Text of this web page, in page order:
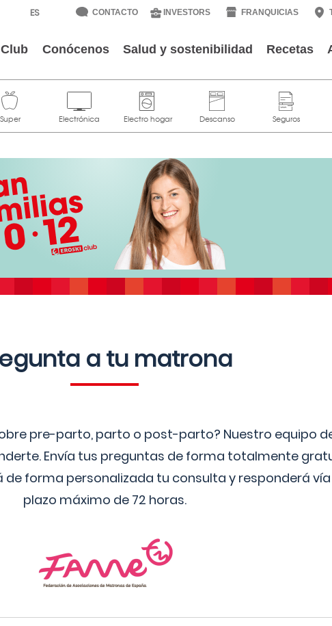
CONTACTO INVESTORS FRANQUICIAS
Club Conócenos Salud y sostenibilidad Recetas
a tu matrona
pre-parto, parto o post-parto? Nuestro equipo
Envía tus preguntas de forma totalmente
forma personalizada tu consulta y responderá vía
plazo máximo de 72 horas.